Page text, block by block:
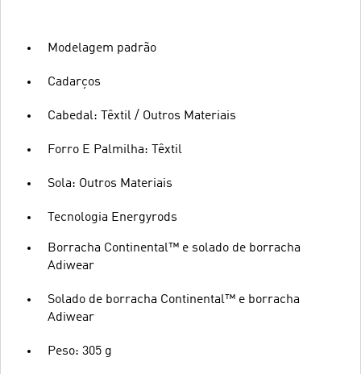
Modelagem padrão
Cadarços
Cabedal: Têxtil / Outros Materiais
Forro E Palmilha: Têxtil
Sola: Outros Materiais
Tecnologia Energyrods
Borracha Continental™ e solado de borracha
Adiwear
Solado de borracha Continental™ e borracha
Adiwear
Peso: 305 g